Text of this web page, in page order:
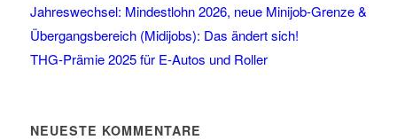
Jahreswechsel: Mindestlohn 2026, neue Minijob-Grenze &
Übergangsbereich (Midijobs): Das ändert sich!
THG-Prämie 2025 für E-Autos und Roller
NEUESTE KOMMENTARE